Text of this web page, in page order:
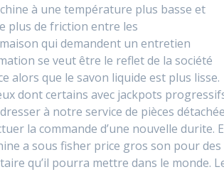
à une température plus basse et
plus de friction entre les
qui demandent un entretien
se veut être le reflet de la société
alors que le savon liquide est plus lisse.
dont certains avec jackpots
à notre service de pièces
la commande d’une nouvelle durite.
a sous fisher price gros son pour des
qu’il pourra mettre dans le monde.